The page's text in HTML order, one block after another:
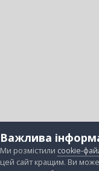
Важлива
Ми розмістили cookie-
цей сайт кращим. Ви